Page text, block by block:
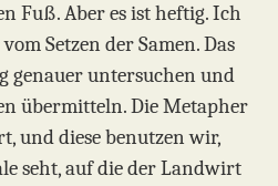
Fuß. Aber es ist heftig. Ich
Setzen der Samen. Das
genauer untersuchen und
übermitteln. Die Metapher
und diese benutzen wir,
seht, auf die der Landwirt